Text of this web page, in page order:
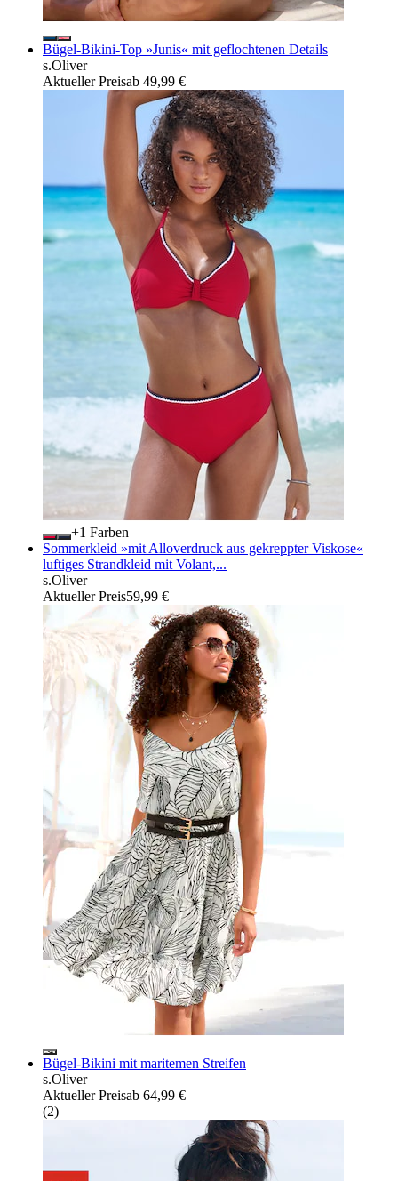
Bügel-Bikini-Top »Junis« mit geflochtenen Details
s.Oliver
Aktueller Preisab 49,99 €
+
Farben
Sommerkleid »mit Alloverdruck aus gekreppter Viskose«
luftiges Strandkleid mit Volant,...
s.Oliver
Aktueller Preis59,99 €
Bügel-Bikini mit maritemen Streifen
s.Oliver
Aktueller Preisab 64,99 €
(2)